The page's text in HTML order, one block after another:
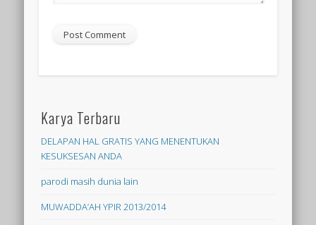
Karya Terbaru
DELAPAN HAL GRATIS YANG MENENTUKAN
KESUKSESAN ANDA
parodi masih dunia lain
MUWADDA’AH YPIR 2013/2014